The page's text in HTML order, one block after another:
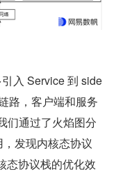
入 Service 到 side
路，客户端和服务
们通过了火焰图分
发现内核态协议
态协议栈的优化效